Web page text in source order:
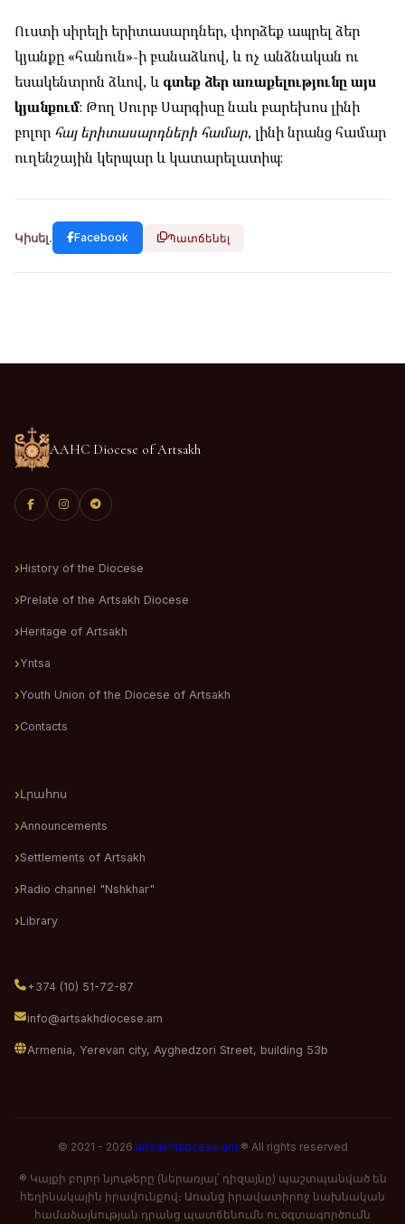
Ուստի սիրելի երիտասարդներ, փորձեք ապրել ձեր
կյանքը «հանուն»-ի բանաձևով, և ոչ անձնական ու
եսակենտրոն ձևով, և գտեք ձեր առաքելությունը այս
կյանքում։ Թող Սուրբ Սարգիսը նաև բարեխոս լինի
բոլոր հայ երիտասարդների համար, լինի նրանց համար
ուղենշային կերպար և կատարելատիպ։
Կիսել. Facebook Պատճենել
AAHC Diocese of Artsakh
History of the Diocese
Prelate of the Artsakh Diocese
Heritage of Artsakh
Yntsa
Youth Union of the Diocese of Artsakh
Contacts
Լրահոս
Announcements
Settlements of Artsakh
Radio channel "Nshkhar"
Library
+374 (10) 51-72-87
info@artsakhdiocese.am
Armenia, Yerevan city, Ayghedzori Street, building 53b
© 2021 - 2026 artsakhdiocese.am ® All rights reserved
® Կայքի բոլոր նյութերը (ներառյալ՝ դիզայնը) պաշտպանված են
հեղինակային իրավունքով։ Առանց իրավատիրոջ նախնական
համաձայնության դրանց պատճենումն ու օգտագործումն